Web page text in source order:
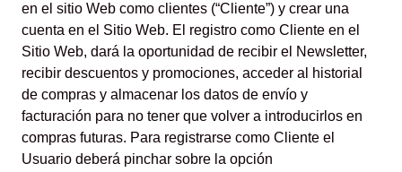
en el sitio Web como clientes (“Cliente”) y crear una
cuenta en el Sitio Web. El registro como Cliente en el
Sitio Web, dará la oportunidad de recibir el Newsletter,
recibir descuentos y promociones, acceder al historial
de compras y almacenar los datos de envío y
facturación para no tener que volver a introducirlos en
compras futuras. Para registrarse como Cliente el
Usuario deberá pinchar sobre la opción